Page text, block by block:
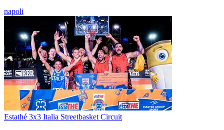
napoli
Estathé 3x3 Italia Streetbasket Circuit